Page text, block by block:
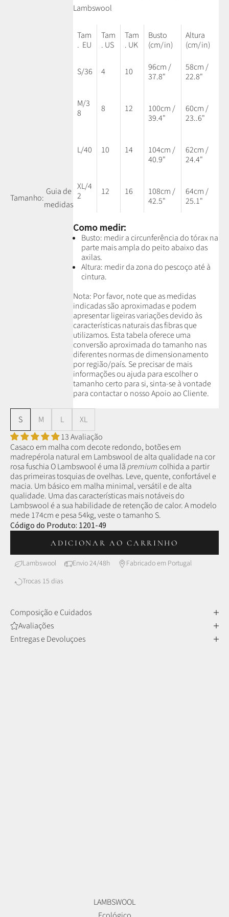
Tamanho:
Guia de
medidas
Lambswool
Tam
. EU
Tam
. US
Tam
. UK
Busto
(cm/in)
Altura
(cm/in)
S/36 4 10
96cm /
37.8"
58cm /
22.8"
M/3
8
8 12
100cm /
39.4"
60cm /
23..6"
L/40 10 14
104cm /
40.9"
62cm /
24.4"
XL/4
2
12 16
108cm /
42.5"
64cm /
25.1"
Como medir:
Busto: medir a circunferência do tórax na
parte mais ampla do peito abaixo das
axilas.
Altura: medir da zona do pescoço até à
cintura.
Nota: Por favor, note que as medidas
indicadas são aproximadas e podem
apresentar ligeiras variações devido às
características naturais das fibras que
utilizamos. Esta tabela oferece uma
conversão aproximada do tamanho nas
diferentes normas de dimensionamento
por região/país. Se precisar de mais
informações ou ajuda para escolher o
tamanho certo para si, sinta-se à vontade
para contactar o nosso Apoio ao Cliente.
S M L
XL
13 Avaliação
Casaco em malha com decote redondo, botões em
madrepérola natural em Lambswool de alta qualidade na cor
rosa fuschia O Lambswool é uma lãpremiumcolhida a partir
das primeiras tosquias de ovelhas. Leve, quente, confortável e
macia. Um básico em malha minimal, versátil e de alta
qualidade. Uma das características mais notáveis do
Lambswool é a sua habilidade de retenção de calor.A modelo
mede 174cm e pesa 54kg, veste o tamanho S.
Código do Produto: 1201-49
ADICIONAR AO CARRINHO
Lambswool Envio 24/48h
Fabricado em Portugal
Trocas 15 dias
Composição e Cuidados
Avaliações
Entregas e Devoluçoes
LAMBSWOOL